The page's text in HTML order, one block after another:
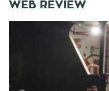
WEB REVIEW